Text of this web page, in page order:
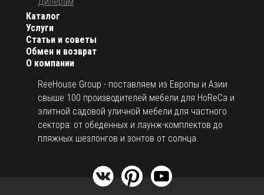
О компании
ReeHouse Group - поставляем из Европы и Азии
свыше 100 производителей мебели для HoReCa и
элитной садовой уличной мебели для частного
сектора: от обеденных и лаунж-комплектов до
пляжных шезлонгов и зонтов от солнца.
Каталог
Услуги
Статьи и советы
Обмен и возврат